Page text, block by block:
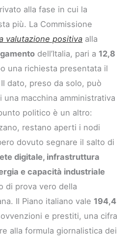
alla fase in cui la
più. La Commissione
valutazione positiva alla
dell’Italia, pari a 12,8
una richiesta presentata il
dato, preso da solo, può
una macchina amministrativa
politico è un altro:
restano aperti i nodi
dovuto segnare il salto di
digitale, infrastruttura
e capacità industriale
di prova vero della
Il Piano italiano vale 194,4
e prestiti, una cifra
alla formula giornalistica dei